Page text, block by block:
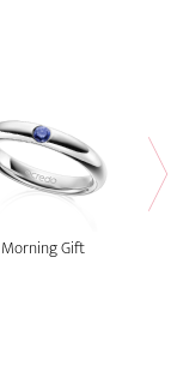
Morning Gift